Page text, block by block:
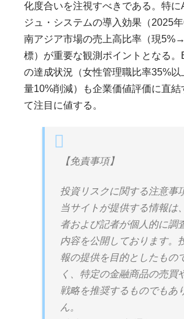
化度合いを注視すべきである。特に
ジュ・システムの導入効果（2025
南アジア市場の売上高比率（現
標）が重要な観測ポイントとなる。
の達成状況（女性管理職比率35%以
量10%削減）も企業価値評価に直結
て注目に値する。
【免責事項】
投資リスクに関する注意事
当サイトが提供する情報は
者および記者が個人的に調
内容を公開しております。
報の提供を目的としたもの
く、特定の金融商品の売買
戦略を推奨するものでもあ
ん。